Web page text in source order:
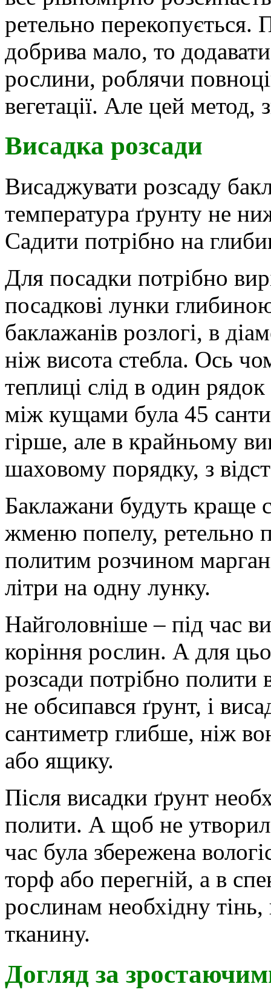
ретельно перекопується.
добрива мало, то
рослини, роблячи
вегетації. Але цей
Висадка розсади
Висаджувати розсаду
температура ґрунту не
Садити потрібно на
Для посадки потрібно
посадкові лунки
баклажанів розлогі, в
ніж висота стебла. Ось
теплиці слід в один
між кущами була 45
гірше, але в крайньому
шаховому порядку, з
Баклажани будуть краще
жменю попелу, ретельно
политим розчином
літри на одну лунку.
Найголовніше – під час
коріння рослин. А для
розсади потрібно полити
не обсипався ґрунт, і
сантиметр глибше, ніж
або ящику.
Після висадки ґрунт
полити. А щоб не
час була збережена
торф або перегній, а в
рослинам необхідну
тканину.
Догляд за